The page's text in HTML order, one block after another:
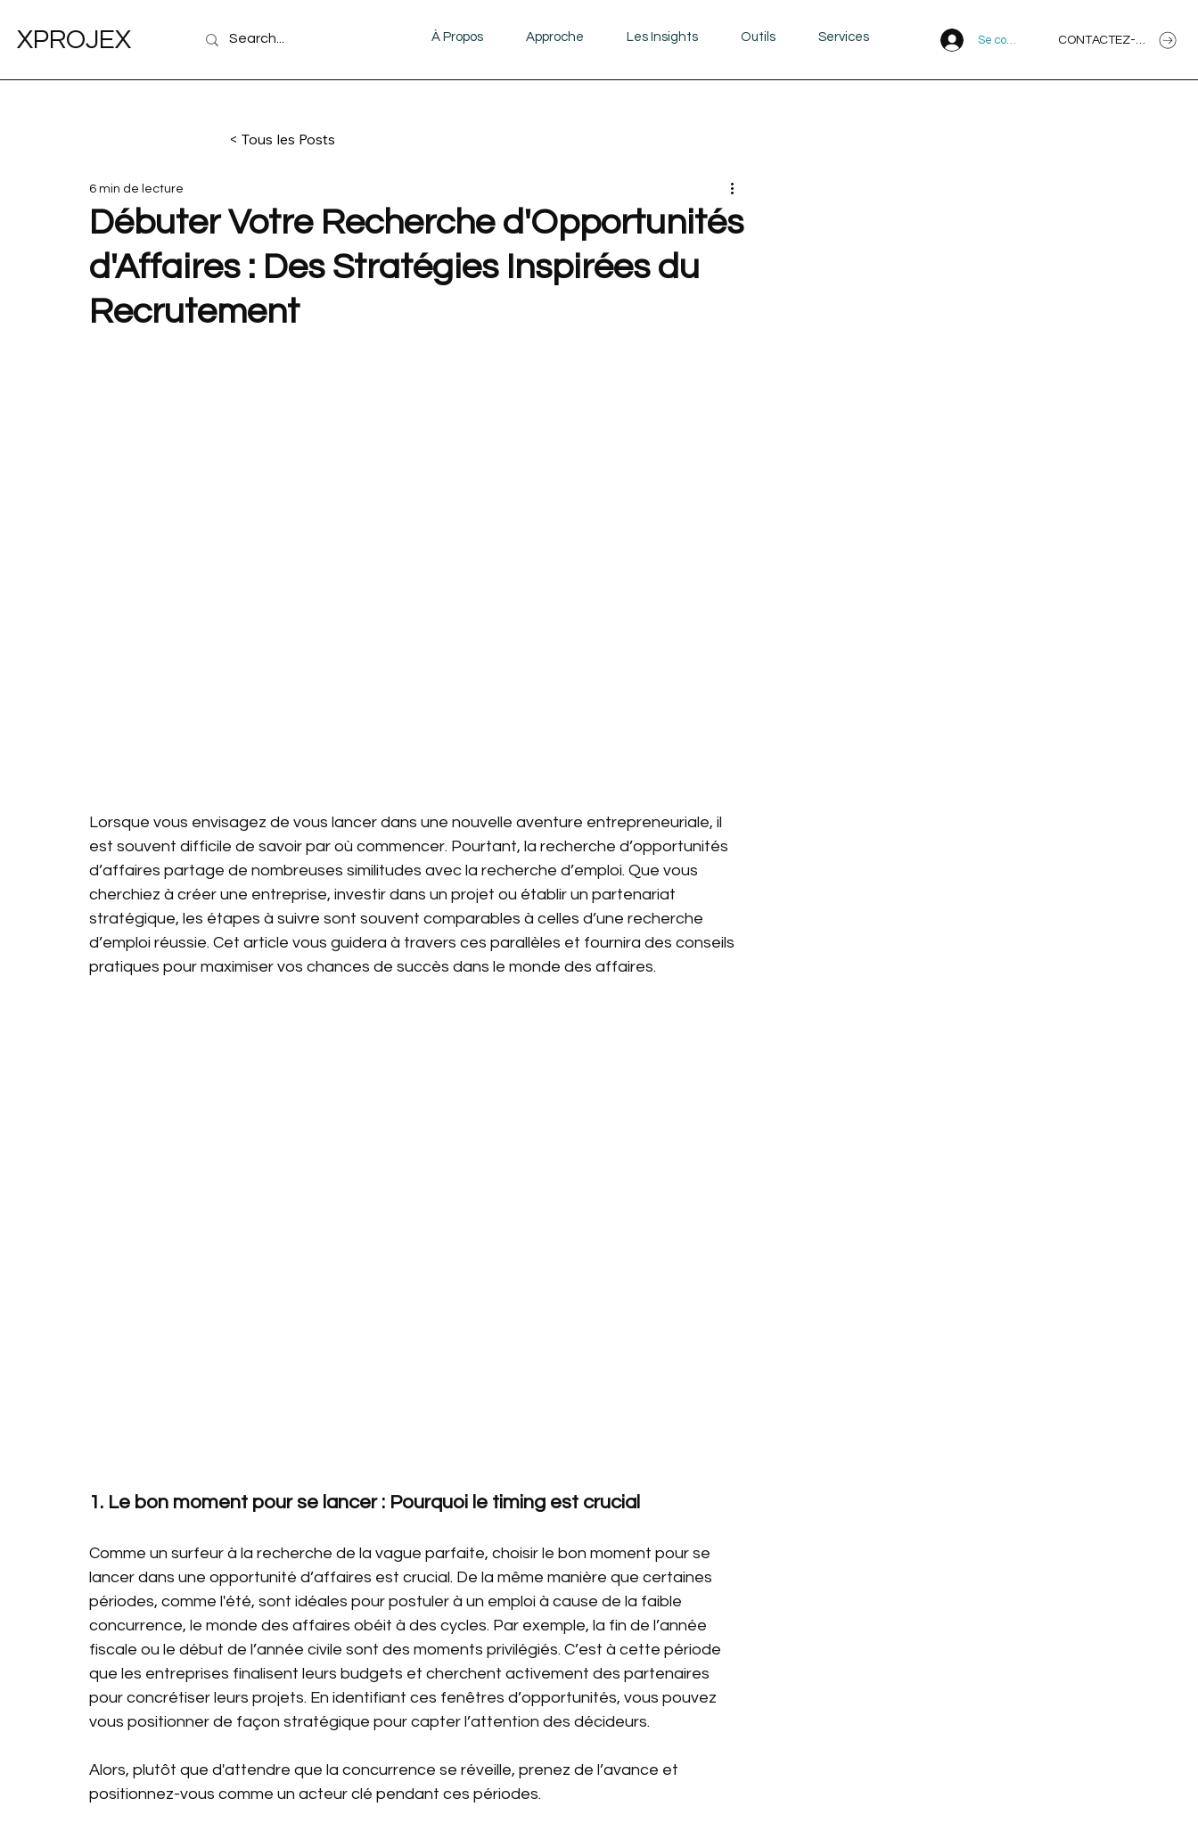
XPROJEX À Propos Approche Les Insights Outils Services CONTACTEZ-NOUS
Se connecter
< Tous les Posts
Débuter Votre Recherche d'Opportunités
d'Affaires : Des Stratégies Inspirées du
Recrutement
6 min de lecture
Lorsque vous envisagez de vous lancer dans une nouvelle aventure entrepreneuriale, il
est souvent difficile de savoir par où commencer. Pourtant, la recherche d’opportunités
d’affaires partage de nombreuses similitudes avec la recherche d’emploi. Que vous
cherchiez à créer une entreprise, investir dans un projet ou établir un partenariat
stratégique, les étapes à suivre sont souvent comparables à celles d’une recherche
d’emploi réussie. Cet article vous guidera à travers ces parallèles et fournira des conseils
pratiques pour maximiser vos chances de succès dans le monde des affaires.
1. Le bon moment pour se lancer : Pourquoi le timing est crucial
Comme un surfeur à la recherche de la vague parfaite, choisir le bon moment pour se
lancer dans une opportunité d’affaires est crucial. De la même manière que certaines
périodes, comme l'été, sont idéales pour postuler à un emploi à cause de la faible
concurrence, le monde des affaires obéit à des cycles. Par exemple, la fin de l’année
fiscale ou le début de l’année civile sont des moments privilégiés. C’est à cette période
que les entreprises finalisent leurs budgets et cherchent activement des partenaires
pour concrétiser leurs projets. En identifiant ces fenêtres d’opportunités, vous pouvez
vous positionner de façon stratégique pour capter l’attention des décideurs.
Alors, plutôt que d'attendre que la concurrence se réveille, prenez de l’avance et
positionnez-vous comme un acteur clé pendant ces périodes.